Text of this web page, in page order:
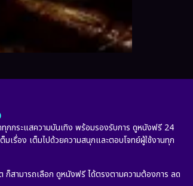
กกระแสความบันเทิง พร้อมรองรับการ ดูหนังฟรี 24
เรื่อง เต็มไปด้วยความสนุกและตอบโจทย์ผู้ใช้งานทุก
ก็สามารถเลือก ดูหนังฟรี ได้ตรงตามความต้องการ ลด